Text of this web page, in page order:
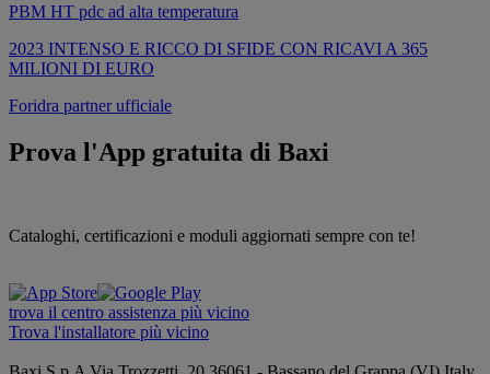
PBM HT pdc ad alta temperatura
2023 INTENSO E RICCO DI SFIDE CON RICAVI A 365
MILIONI DI EURO
Foridra partner ufficiale
Prova l'App gratuita di Baxi
Cataloghi, certificazioni e moduli aggiornati sempre con te!
trova il centro assistenza più vicino
Trova l'installatore più vicino